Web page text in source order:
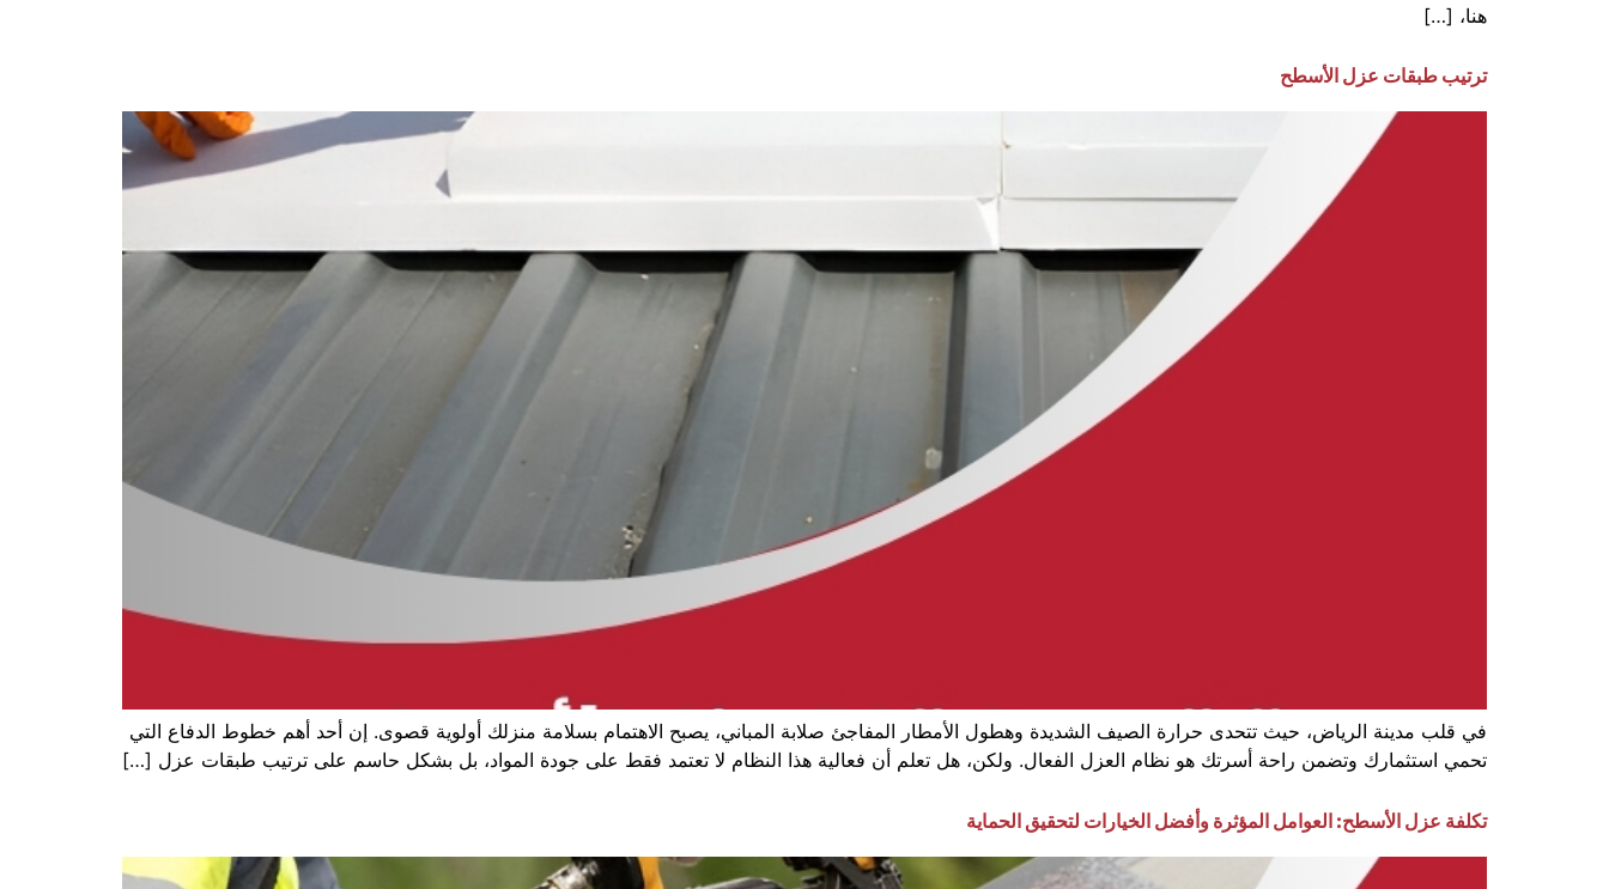
هنا، […]
ترتيب طبقات عزل الأسطح
في قلب مدينة الرياض، حيث تتحدى حرارة الصيف الشديدة وهطول الأمطار المفاجئ صلابة المباني، يصبح الاهتمام بسلامة منزلك أولوية قصوى. إن أحد أهم خطوط الدفاع التي
تحمي استثمارك وتضمن راحة أسرتك هو نظام العزل الفعال. ولكن، هل تعلم أن فعالية هذا النظام لا تعتمد فقط على جودة المواد، بل بشكل حاسم على ترتيب طبقات عزل […]
تكلفة عزل الأسطح: العوامل المؤثرة وأفضل الخيارات لتحقيق الحماية